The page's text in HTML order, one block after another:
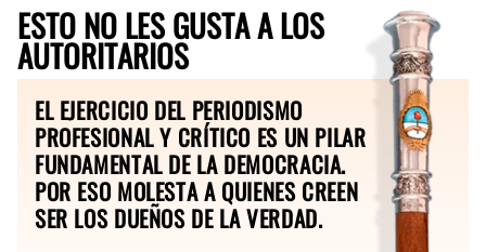
ESTO NO LES GUSTA A LOS
AUTORITARIOS
EL EJERCICIO DEL PERIODISMO
PROFESIONAL Y CRÍTICO ES UN PILAR
FUNDAMENTAL DE LA DEMOCRACIA.
POR ESO MOLESTA A QUIENES CREEN
SER LOS DUEÑOS DE LA VERDAD.